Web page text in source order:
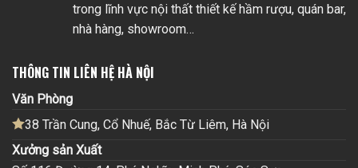
trong lĩnh vực nội thất thiết kế hầm rượu, quán bar,
nhà hàng, showroom…
THÔNG TIN LIÊN HỆ HÀ NỘI
Văn Phòng
38 Trần Cung, Cổ Nhuế, Bắc Từ Liêm, Hà Nội
Xưởng sản Xuất